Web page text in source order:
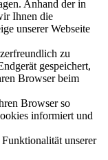
Anhand der in
Ihnen die
unserer Webseite
zu
gespeichert,
Browser beim
Browser so
informiert und
unserer